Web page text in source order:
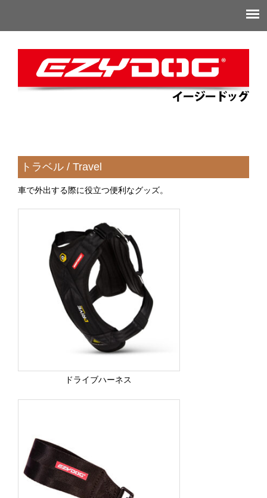
トラベル / Travel
車で外出する際に役立つ便利なグッズ。
ドライブハーネス